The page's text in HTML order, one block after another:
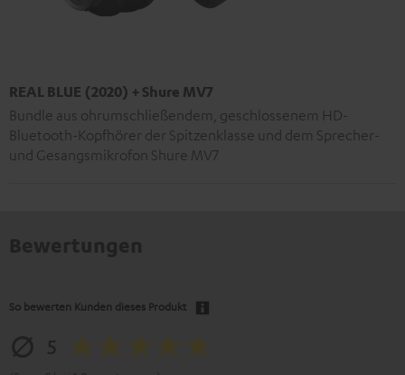
REAL BLUE (2020) + Shure MV7
Bundle aus ohrumschließendem, geschlossenem HD-
Bluetooth-Kopfhörer der Spitzenklasse und dem Sprecher-
und Gesangsmikrofon Shure MV7
So bewerten Kunden dieses Produkt